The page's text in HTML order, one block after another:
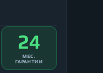
24
МЕС.
ГАРАНТИИ